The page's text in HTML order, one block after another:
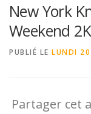
New York
Weekend
PUBLIÉ LE LUNDI 20
Partager cet